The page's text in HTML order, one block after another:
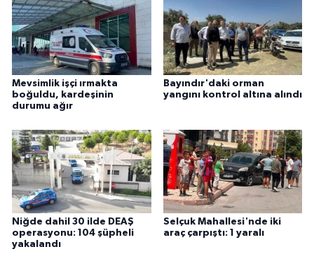
Mevsimlik işçi ırmakta
boğuldu, kardeşinin
durumu ağır
Bayındır'daki orman
yangını kontrol altına alındı
Niğde dahil 30 ilde DEAŞ
operasyonu: 104 şüpheli
yakalandı
Selçuk Mahallesi'nde iki
araç çarpıştı: 1 yaralı